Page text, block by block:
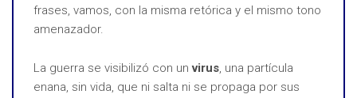
frases, vamos, con la misma retórica y el mismo tono
amenazador.
La guerra se visibilizó con unvirus, una partícula
enana, sin vida, que ni salta ni se propaga por sus